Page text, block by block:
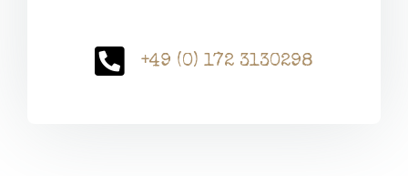
+49 (0) 172 3130298